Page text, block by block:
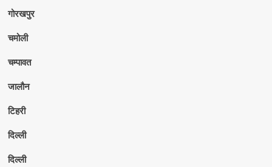
गोरखपुर
चमोली
चम्पावत
जालौन
टिहरी
दिल्ली
दिल्ली